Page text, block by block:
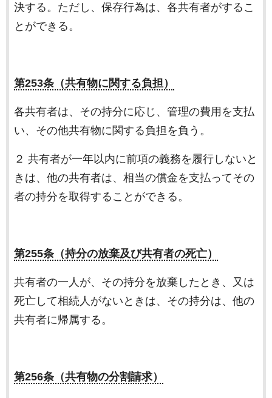
決する。ただし、保存行為は、各共有者がするこ
とができる。
第253条（共有物に関する負担）
各共有者は、その持分に応じ、管理の費用を支払
い、その他共有物に関する負担を負う。
２ 共有者が一年以内に前項の義務を履行しないと
きは、他の共有者は、相当の償金を支払ってその
者の持分を取得することができる。
第255条（持分の放棄及び共有者の死亡）
共有者の一人が、その持分を放棄したとき、又は
死亡して相続人がないときは、その持分は、他の
共有者に帰属する。
第256条（共有物の分割請求）